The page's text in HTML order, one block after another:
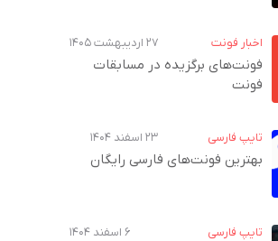
اخبار فونت ۲۷ اردیبهشت ۱۴۰۵
فونت‌های برگزیده در مسابقات
فونت
تایپ فارسی ۲۳ اسفند ۱۴۰۴
بهترین فونت‌های فارسی رایگان
تایپ فارسی ۶ اسفند ۱۴۰۴